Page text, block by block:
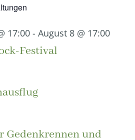
17:00 - August 8 @ 17:00
Festival
Gedenkrennen und